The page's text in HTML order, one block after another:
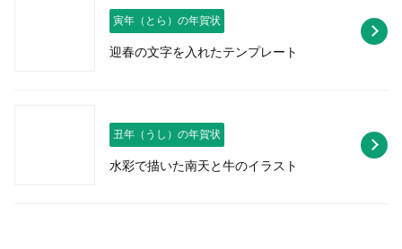
寅年（とら）の年賀状
迎春の文字を入れたテンプレート
丑年（うし）の年賀状
水彩で描いた南天と牛のイラスト